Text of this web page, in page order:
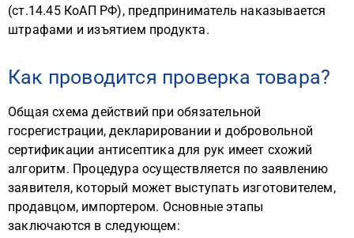
(ст.14.45 КоАП РФ), предприниматель наказывается
штрафами и изъятием продукта.
Как проводится проверка товара?
Общая схема действий при обязательной
госрегистрации, декларировании и добровольной
сертификации антисептика для рук имеет схожий
алгоритм. Процедура осуществляется по заявлению
заявителя, который может выступать изготовителем,
продавцом, импортером. Основные этапы
заключаются в следующем: